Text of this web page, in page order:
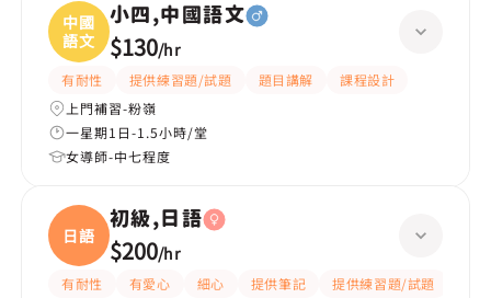
中國
語文
小四,中國語文
$130/hr
有耐性 提供練習題/試題 題目講解
課程設計
上門補習-粉嶺
一星期1日-1.5小時/堂
女導師-中七程度
日語
初級,日語
$200/hr
有耐性 有愛心 細心 提供筆記 提供練習題/試題